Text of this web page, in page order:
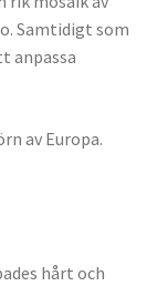
Samtidigt som
anpassa
av Europa.
hårt och